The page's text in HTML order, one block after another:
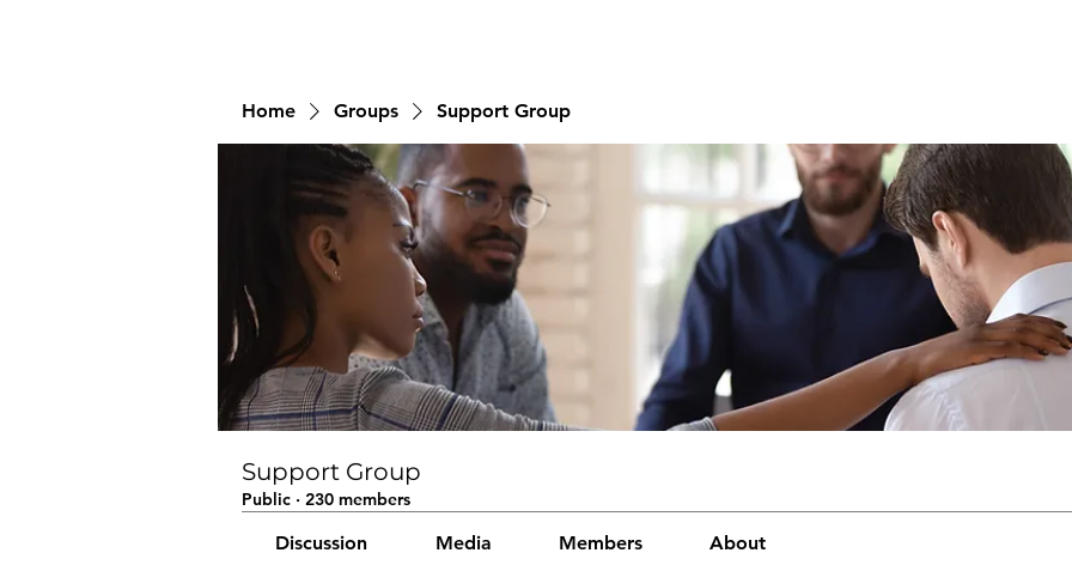
Home Groups Support Group
Support Group
Public · 230 members
Discussion Media Members About